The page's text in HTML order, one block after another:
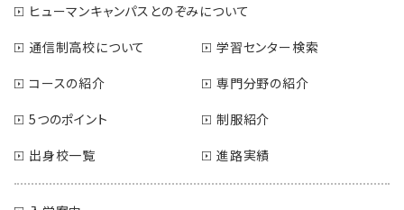
ヒューマンキャンパスとのぞみについて
通信制高校について
学習センター検索
コースの紹介
専門分野の紹介
5つのポイント
制服紹介
出身校一覧
進路実績